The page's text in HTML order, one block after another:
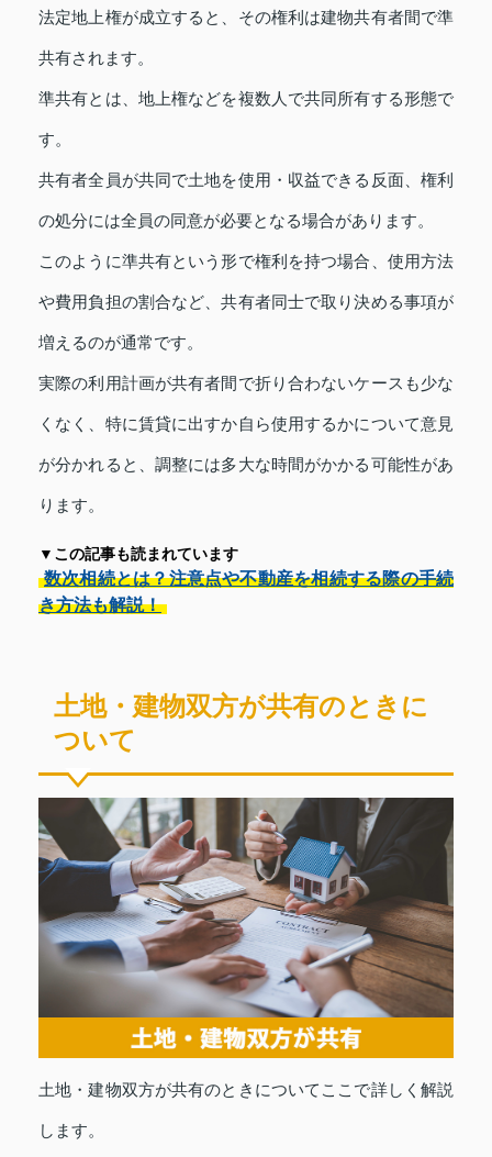
法定地上権が成立すると、その権利は建物共有者間で準
共有されます。
準共有とは、地上権などを複数人で共同所有する形態で
す。
共有者全員が共同で土地を使用・収益できる反面、権利
の処分には全員の同意が必要となる場合があります。
このように準共有という形で権利を持つ場合、使用方法
や費用負担の割合など、共有者同士で取り決める事項が
増えるのが通常です。
実際の利用計画が共有者間で折り合わないケースも少な
くなく、特に賃貸に出すか自ら使用するかについて意見
が分かれると、調整には多大な時間がかかる可能性があ
ります。
▼この記事も読まれています
数次相続とは？注意点や不動産を相続する際の手続
き方法も解説！
土地・建物双方が共有のときに
ついて
土地・建物双方が共有のときについてここで詳しく解説
します。